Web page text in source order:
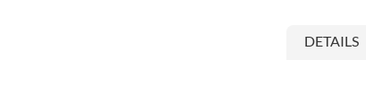
Bildgalerie
DETAILS